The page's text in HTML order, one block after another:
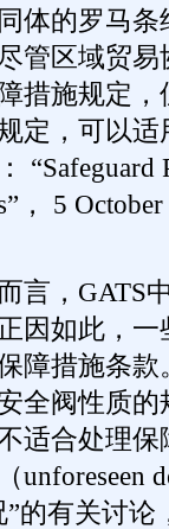
体的罗马
管区域贸
措施规定
定，可以适
， 5
，GATS
因如此，一
障措施条款
全阀性质
适合处理
unforeseen
的有关讨